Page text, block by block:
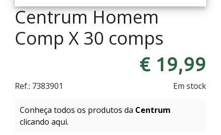
Centrum Homem
Comp X 30 comps
€ 19,99
Em stock
Ref.: 7383901
Conheça todos os produtos da Centrum
clicando aqui.